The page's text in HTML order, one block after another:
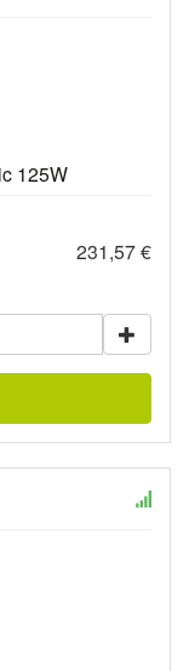
125W
231,57 €